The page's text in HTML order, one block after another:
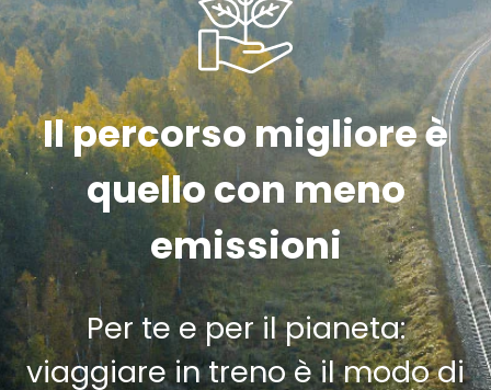
Il percorso migliore è
quello con meno
emissioni
Per te e per il pianeta:
viaggiare in treno è il modo di